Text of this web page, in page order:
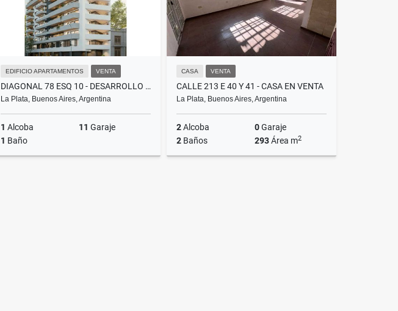
EDIFICIO APARTAMENTOS VENTA
DIAGONAL 78 ESQ 10 - DESARROLLO ATELIER
La Plata, Buenos Aires, Argentina
1 Alcoba 11 Garaje
1 Baño
CASA VENTA
CALLE 213 E 40 Y 41 - CASA EN VENTA
La Plata, Buenos Aires, Argentina
2Alcoba 0Garaje
2 Baños 293Área m2